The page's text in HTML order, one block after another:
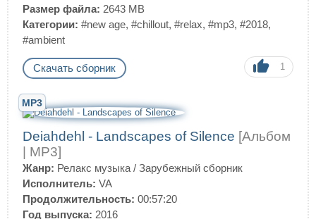
Размер файла: 2643 MB
Категории: #new age, #chillout, #relax, #mp3, #2018,
#ambient
Скачать сборник 1
MP3
Deiahdehl - Landscapes of Silence [Альбом
| MP3]
Жанр: Релакс музыка / Зарубежный сборник
Исполнитель: VA
Продолжительность: 00:57:20
Год выпуска: 2016